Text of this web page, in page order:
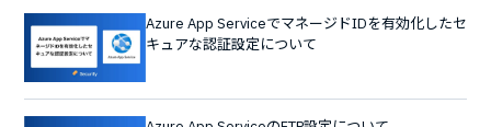
Azure App ServiceでマネージドIDを有効化したセ
キュアな認証設定について